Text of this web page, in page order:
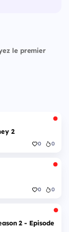
le premier
2
0 0
0 0
2 - Episode 6